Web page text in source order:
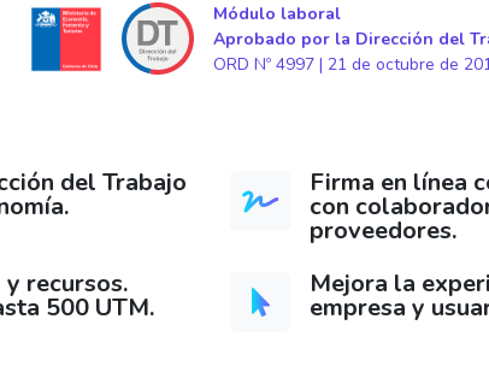
Módulo laboral
Aprobado por la Dirección del
ORD Nº 4997 | 21 de octubre de
del Trabajo Firma en línea
con
proveedores.
recursos.
500 UTM.
Mejora la
empresa y